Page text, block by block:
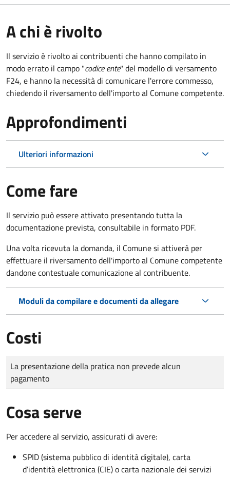
A chi è rivolto
Il servizio è rivolto ai contribuenti che hanno compilato in
modo errato il campo "codice ente" del modello di versamento
F24, e hanno la necessità di comunicare l'errore commesso,
chiedendo il riversamento dell'importo al Comune competente.
Approfondimenti
Ulteriori informazioni
Come fare
Il servizio può essere attivato presentando tutta la
documentazione prevista, consultabile in formato PDF.
Una volta ricevuta la domanda, il Comune si attiverà per
effettuare il riversamento dell'importo al Comune competente
dandone contestuale comunicazione al contribuente.
Moduli da compilare e documenti da allegare
Costi
Tipo di pagamento
Importo
La presentazione della pratica non prevede alcun
pagamento
Cosa serve
Per accedere al servizio, assicurati di avere:
SPID (sistema pubblico di identità digitale), carta
d’identità elettronica (CIE) o carta nazionale dei servizi